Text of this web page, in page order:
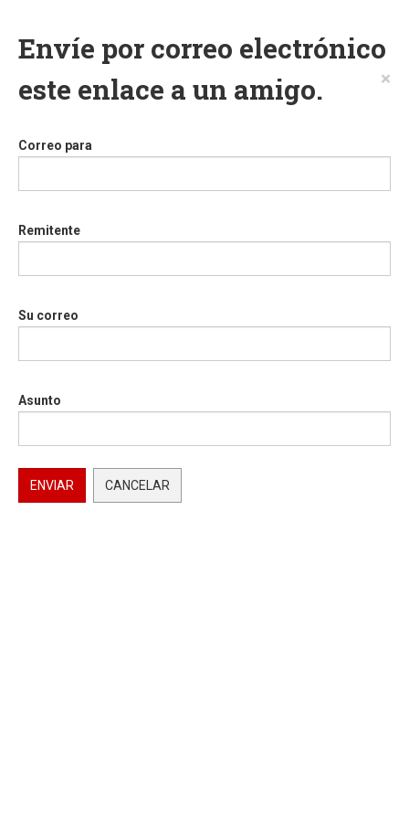
Envíe por correo electrónico
este enlace a un amigo.
×
Correo para
Remitente
Su correo
Asunto
ENVIAR CANCELAR